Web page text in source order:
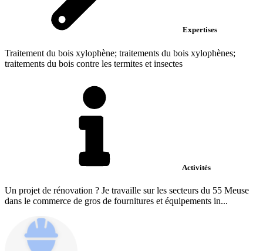
Expertises
Traitement du bois xylophène; traitements du bois xylophènes;
traitements du bois contre les termites et insectes
Activités
Un projet de rénovation ? Je travaille sur les secteurs du 55 Meuse
dans le commerce de gros de fournitures et équipements in...